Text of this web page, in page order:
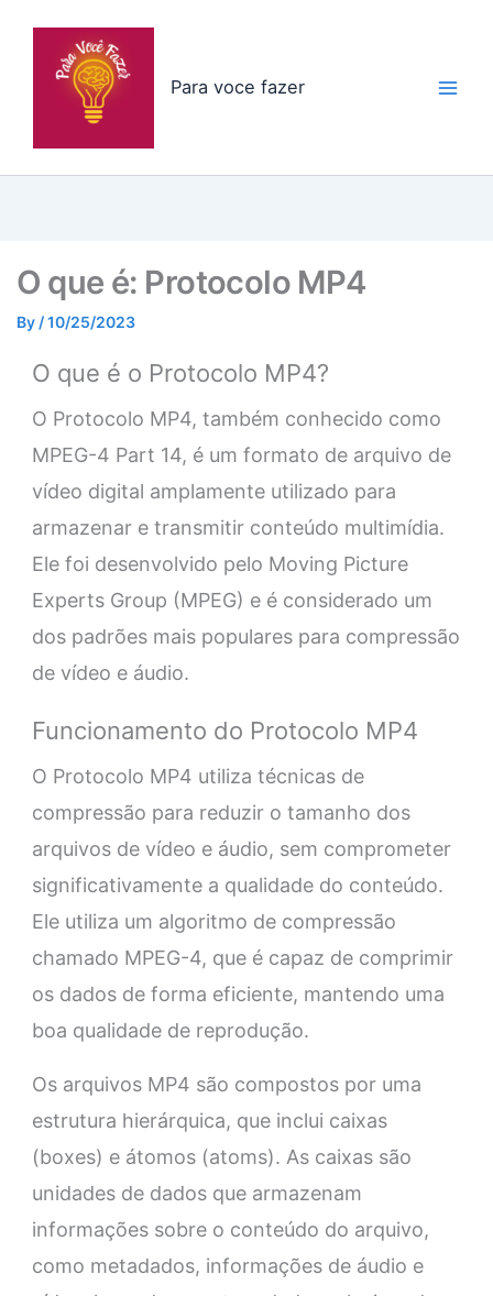
Para voce fazer
O que é: Protocolo MP4
By /10/25/2023
O que é o Protocolo MP4?
O Protocolo MP4, também conhecido como
MPEG-4 Part 14, é um formato de arquivo de
vídeo digital amplamente utilizado para
armazenar e transmitir conteúdo multimídia.
Ele foi desenvolvido pelo Moving Picture
Experts Group (MPEG) e é considerado um
dos padrões mais populares para compressão
de vídeo e áudio.
Funcionamento do Protocolo MP4
O Protocolo MP4 utiliza técnicas de
compressão para reduzir o tamanho dos
arquivos de vídeo e áudio, sem comprometer
significativamente a qualidade do conteúdo.
Ele utiliza um algoritmo de compressão
chamado MPEG-4, que é capaz de comprimir
os dados de forma eficiente, mantendo uma
boa qualidade de reprodução.
Os arquivos MP4 são compostos por uma
estrutura hierárquica, que inclui caixas
(boxes) e átomos (atoms). As caixas são
unidades de dados que armazenam
informações sobre o conteúdo do arquivo,
como metadados, informações de áudio e